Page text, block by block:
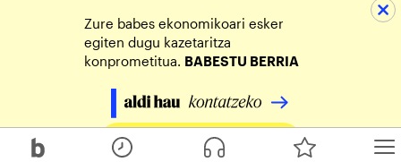
Zure babes ekonomikoari esker
egiten dugu kazetaritza
konprometitua. BABESTU BERRIA
Egin zure ekarpena